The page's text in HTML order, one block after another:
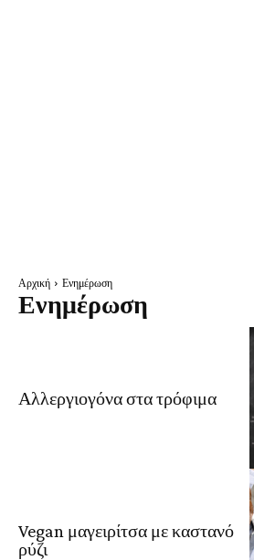
Αρχική Ενημέρωση
Ενημέρωση
Αλλεργιογόνα στα τρόφιμα
Vegan μαγειρίτσα με καστανό
ρύζι